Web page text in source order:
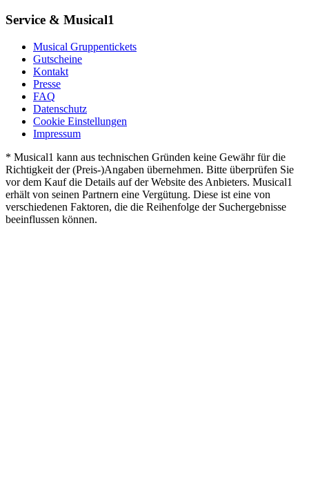
Service & Musical1
Musical Gruppentickets
Gutscheine
Kontakt
Presse
FAQ
Datenschutz
Cookie Einstellungen
Impressum
* Musical1 kann aus technischen Gründen keine Gewähr für die
Richtigkeit der (Preis-)Angaben übernehmen. Bitte überprüfen Sie
vor dem Kauf die Details auf der Website des Anbieters. Musical1
erhält von seinen Partnern eine Vergütung. Diese ist eine von
verschiedenen Faktoren, die die Reihenfolge der Suchergebnisse
beeinflussen können.